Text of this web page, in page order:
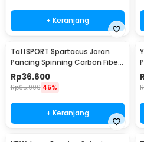
+ Keranjang
TaffSPORT Spartacus Joran
Pancing Spinning Carbon Fiber
2 Section 1.8M - 180
Rp36.600
Rp65.900 45%
+ Keranjang